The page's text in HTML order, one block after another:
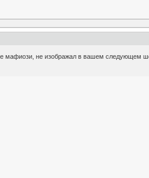
мафиози, не изображал в вашем следующем